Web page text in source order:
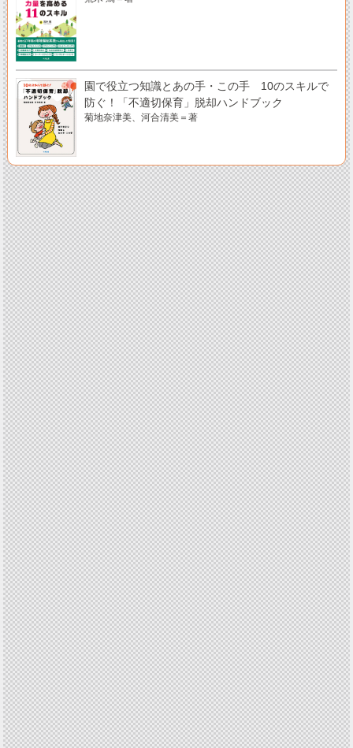
園で役立つ知識とあの手・この手 10のスキルで
防ぐ！「不適切保育」脱却ハンドブック
菊地奈津美、河合清美＝著